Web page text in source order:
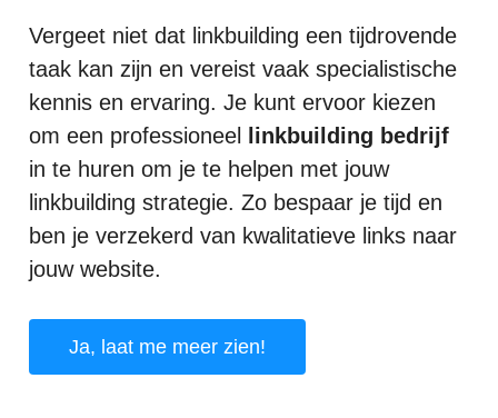
Vergeet niet dat linkbuilding een tijdrovende
taak kan zijn en vereist vaak specialistische
kennis en ervaring. Je kunt ervoor kiezen
om een professioneel
linkbuilding bedrijf
in te huren om je te helpen met jouw
linkbuilding strategie. Zo bespaar je tijd en
ben je verzekerd van kwalitatieve links naar
jouw website.
Ja, laat me meer zien!